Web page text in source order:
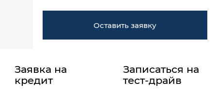
Оставить заявку
Заявка на
кредит
Записаться на
тест-драйв